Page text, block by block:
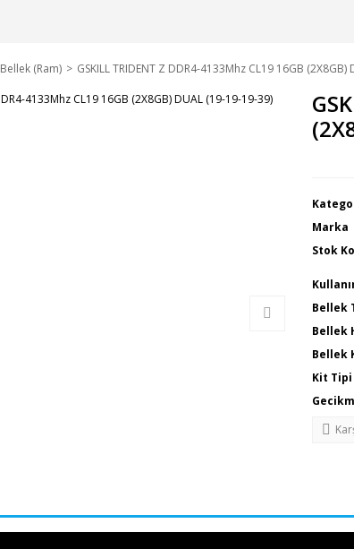
Bellek (Ram) GSKILL TRIDENT Z DDR4-4133Mhz CL19 16GB
Marka
Stok
Bellek
Bellek
Bellek
Kit Tipi